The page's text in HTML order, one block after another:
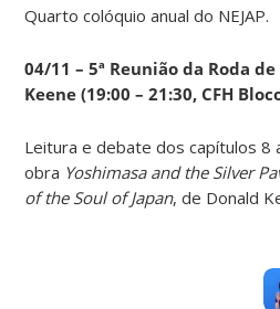
Quarto colóquio anual do NEJAP.
04/11 – 5ª Reunião da Roda
Keene (19:00 – 21:30, CFH
Leitura e debate dos capítulos 8
obra Yoshimasa and the Silver
of the Soul of Japan, de Donald